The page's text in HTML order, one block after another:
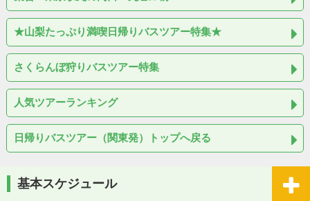
★山梨たっぷり満喫日帰りバスツアー特集★
さくらんぼ狩りバスツアー特集
人気ツアーランキング
日帰りバスツアー（関東発）トップへ戻る
基本スケジュール